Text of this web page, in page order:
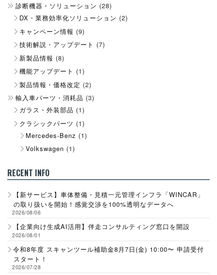
診断機器・ソリューション (28)
DX・業務効率化ソリューション (2)
キャンペーン情報 (9)
技術解説・アップデート (7)
新製品情報 (8)
機能アップデート (1)
製品情報・価格改定 (2)
輸入車パーツ・消耗品 (3)
ガラス・外装部品 (1)
クラシックパーツ (1)
Mercedes-Benz (1)
Volkswagen (1)
RECENT INFO
【新サービス】車体整備・見積一元管理インフラ「WINCAR」
の取り扱いを開始！感覚交渉を100%透明なデータへ
2026/08/06
【企業向け生成AI活用】伴走コンサルティング窓口を開設
2026/08/01
令和8年度 スキャンツール補助金8月7日(金) 10:00〜 申請受付
スタート！
2026/07/28